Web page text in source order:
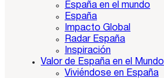
España en el mundo
España
Impacto Global
Radar España
Inspiración
Valor de España en el Mundo
Viviéndose en España